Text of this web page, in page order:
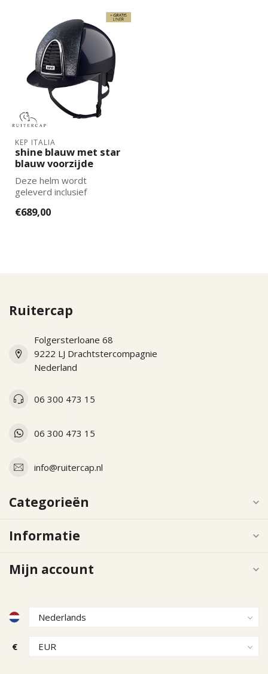
KEP ITALIA
shine blauw met star
blauw voorzijde
Deze helm wordt
geleverd inclusief
maat binnenvoering k...
€689,00
Ruitercap
Folgersterloane 68
9222 LJ Drachtstercompagnie
Nederland
06 300 473 15
06 300 473 15
info@ruitercap.nl
Categorieën
Informatie
Mijn account
€